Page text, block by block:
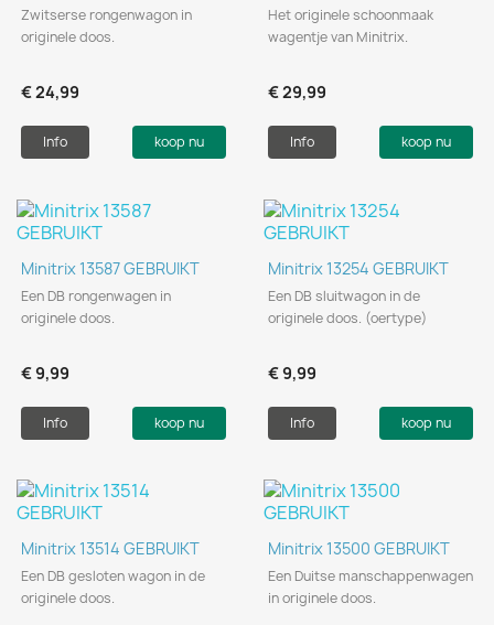
Zwitserse rongenwagon in
originele doos.
€ 24,99
Info koop nu
Het originele schoonmaak
wagentje van Minitrix.
€ 29,99
Info koop nu
Minitrix 13587 GEBRUIKT
Een DB rongenwagen in
originele doos.
€ 9,99
Info koop nu
Minitrix 13254 GEBRUIKT
Een DB sluitwagon in de
originele doos. (oertype)
€ 9,99
Info koop nu
Minitrix 13514 GEBRUIKT
Een DB gesloten wagon in de
originele doos.
Minitrix 13500 GEBRUIKT
Een Duitse manschappenwagen
in originele doos.